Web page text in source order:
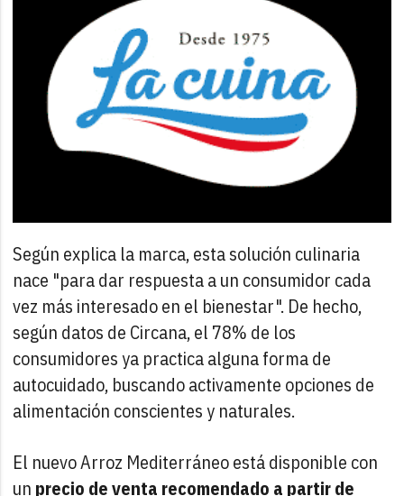
Según explica la marca, esta solución culinaria
nace "para dar respuesta a un consumidor cada
vez más interesado en el bienestar". De hecho,
según datos de Circana, el 78% de los
consumidores ya practica alguna forma de
autocuidado, buscando activamente opciones de
alimentación conscientes y naturales.
El nuevo Arroz Mediterráneo está disponible con
un precio de venta recomendado a partir de